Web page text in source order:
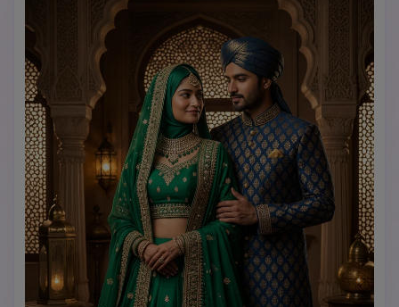
dan emas, kualitas profesional 8k.